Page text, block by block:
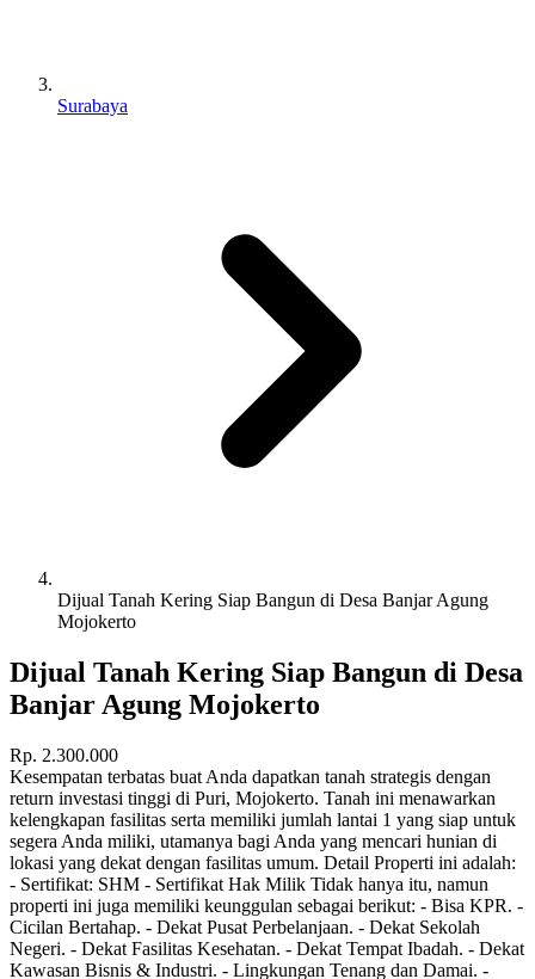
Surabaya
Dijual Tanah Kering Siap Bangun di Desa Banjar Agung
Mojokerto
Dijual Tanah Kering Siap Bangun di Desa
Banjar Agung Mojokerto
Rp. 2.300.000
Kesempatan terbatas buat Anda dapatkan tanah strategis dengan
return investasi tinggi di Puri, Mojokerto. Tanah ini menawarkan
kelengkapan fasilitas serta memiliki jumlah lantai 1 yang siap untuk
segera Anda miliki, utamanya bagi Anda yang mencari hunian di
lokasi yang dekat dengan fasilitas umum. Detail Properti ini adalah:
- Sertifikat: SHM - Sertifikat Hak Milik Tidak hanya itu, namun
properti ini juga memiliki keunggulan sebagai berikut: - Bisa KPR. -
Cicilan Bertahap. - Dekat Pusat Perbelanjaan. - Dekat Sekolah
Negeri. - Dekat Fasilitas Kesehatan. - Dekat Tempat Ibadah. - Dekat
Kawasan Bisnis & Industri. - Lingkungan Tenang dan Damai. -